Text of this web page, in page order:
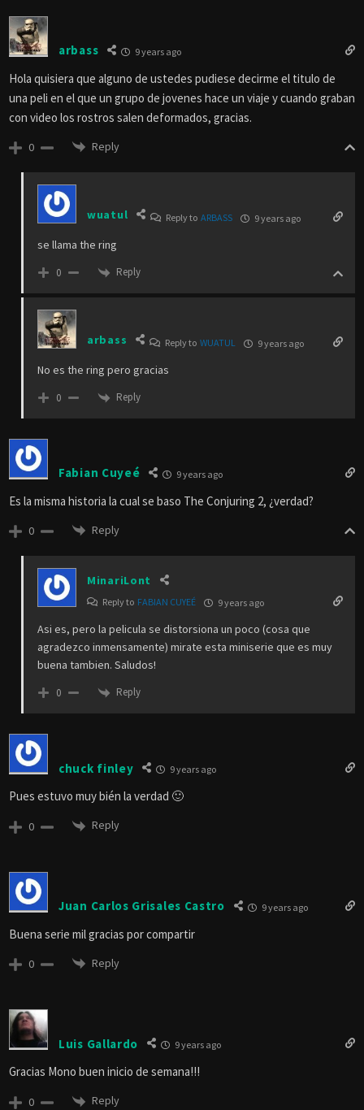
arbass 9 years ago
Hola quisiera que alguno de ustedes pudiese decirme el titulo de
una peli en el que un grupo de jovenes hace un viaje y cuando graban
con video los rostros salen deformados, gracias.
0 Reply
wuatul Reply toARBASS 9 years ago
se llama the ring
0 Reply
arbass Reply toWUATUL 9 years ago
No es the ring pero gracias
0 Reply
Fabian Cuyeé 9 years ago
Es la misma historia la cual se baso The Conjuring 2, ¿verdad?
0 Reply
MinariLont
Reply to FABIAN CUYEÉ 9 years ago
Asi es, pero la pelicula se distorsiona un poco (cosa que
agradezco inmensamente) mirate esta miniserie que es muy
buena tambien. Saludos!
0 Reply
chuck finley 9 years ago
Pues estuvo muy bién la verdad 🙂
0 Reply
Juan Carlos Grisales Castro 9 years ago
Buena serie mil gracias por compartir
0 Reply
Luis Gallardo 9 years ago
Gracias Mono buen inicio de semana!!!
0 Reply